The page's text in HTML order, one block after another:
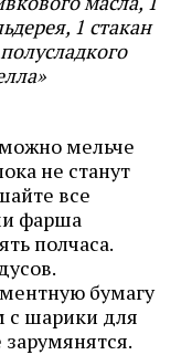
1 стакан
мельче
не станут
все
фарша
полчаса.
бумагу
с шарики для
зарумянятся.